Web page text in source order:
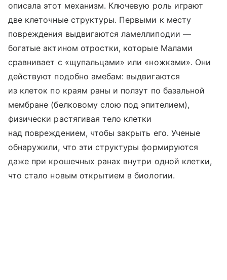
описала этот механизм. Ключевую роль играют
две клеточные структуры. Первыми к месту
повреждения выдвигаются ламеллиподии —
богатые актином отростки, которые Малами
сравнивает с «щупальцами» или «ножками». Они
действуют подобно амебам: выдвигаются
из клеток по краям раны и ползут по базальной
мембране (белковому слою под эпителием),
физически растягивая тело клетки
над повреждением, чтобы закрыть его. Ученые
обнаружили, что эти структуры формируются
даже при крошечных ранах внутри одной клетки,
что стало новым открытием в биологии.